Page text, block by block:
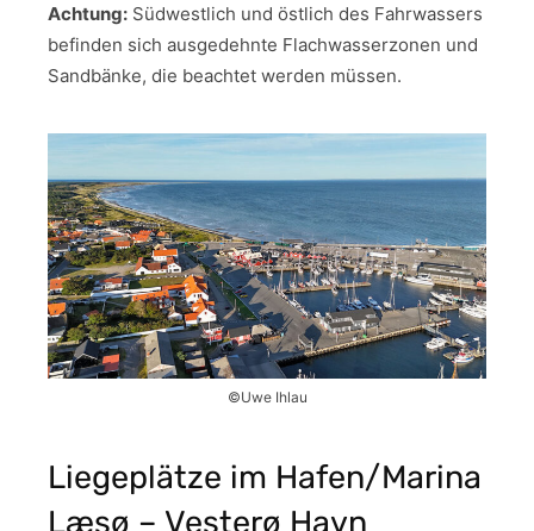
Achtung: Südwestlich und östlich des Fahrwassers
befinden sich ausgedehnte Flachwasserzonen und
Sandbänke, die beachtet werden müssen.
©Uwe Ihlau
Liegeplätze im Hafen/Marina
Læsø – Vesterø Havn